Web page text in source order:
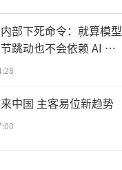
部下死命令：就算模型
跳动也不会依赖 AI 蒸
中国 主客易位新趋势